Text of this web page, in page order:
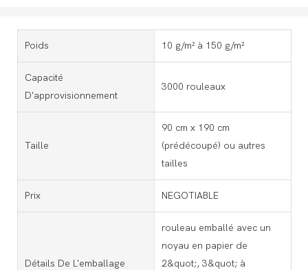
Poids 10 g/m² à 150 g/m²
Capacité
D'approvisionnement
3000 rouleaux
Taille
90 cm x 190 cm
(prédécoupé) ou autres
tailles
Prix NEGOTIABLE
Détails De L'emballage
rouleau emballé avec un
noyau en papier de
2&quot;, 3&quot; à